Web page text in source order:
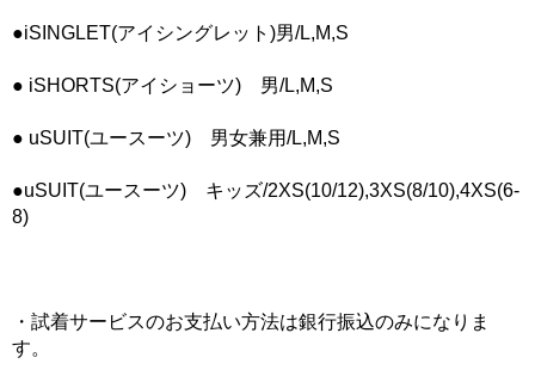
●iSINGLET(アイシングレット)男/L,M,S
● iSHORTS(アイショーツ) 男/L,M,S
● uSUIT(ユースーツ) 男女兼用/L,M,S
●uSUIT(ユースーツ) キッズ/2XS(10/12),3XS(8/10),4XS(6-
8)
・試着サービスのお支払い方法は銀行振込のみになりま
す。